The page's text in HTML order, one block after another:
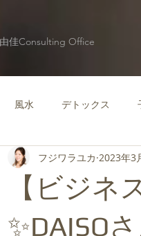
佳Consulting Office
風水 デトックス
高める風水 コンテンポ
を支援する風水 愛情運を
【ビジネ
✨DAISO
フジワラユカ 2023年3